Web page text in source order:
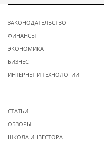
ЗАКОНОДАТЕЛЬСТВО
ФИНАНСЫ
ЭКОНОМИКА
БИЗНЕС
ИНТЕРНЕТ И ТЕХНОЛОГИИ
СТАТЬИ
ОБЗОРЫ
ШКОЛА ИНВЕСТОРА